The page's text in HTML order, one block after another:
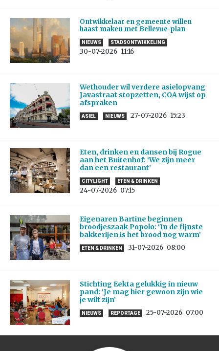
Ontwikkelaar en gemeente willen
haast maken met Bellevue-plan
NIEUWS STADSONTWIKKELING
30-07-2026 11:16
Wethouder wil verdere asielopvang
Javastraat stopzetten, COA wijst op
afspraken
ASIEL NIEUWS 27-07-2026 15:23
Eten, drinken en dansen bij Rogue
aan het Buitenhof: ‘We zijn meer
dan een restaurant’
CITYLIGHT ETEN & DRINKEN
24-07-2026 07:15
Eigenaren Bartine beginnen
broodjeszaak Popolo: ‘In de fijnste
bakkerijen is het brood nog warm’
ETEN & DRINKEN 31-07-2026 08:00
Stichting Eekta gelukkig in nieuw
pand: ‘Je mag hier gewoon zijn wie
je wilt zijn’
NIEUWS REPORTAGE 25-07-2026 07:00